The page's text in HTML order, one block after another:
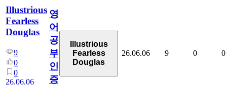
Illustrious
Fearless
Douglas
9
0
0
26.06.06
영
어
공
부
인
증
Illustrious
Fearless
Douglas
26.06.06 9 0 0